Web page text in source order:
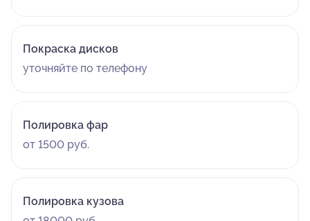
Покраска дисков
уточняйте по телефону
Полировка фар
от 1500 руб.
Полировка кузова